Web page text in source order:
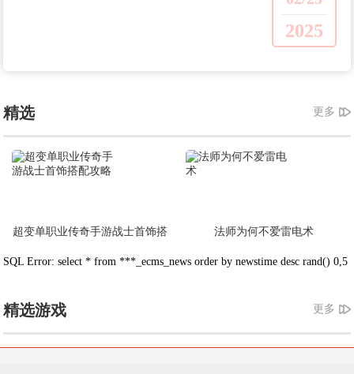
2025
精选 更多
超变单职业传奇手游战士首饰搭
法师为何不爱雷电术
SQL Error: select * from ***_ecms_news order by newstime desc rand() 0,5
精选游戏 更多